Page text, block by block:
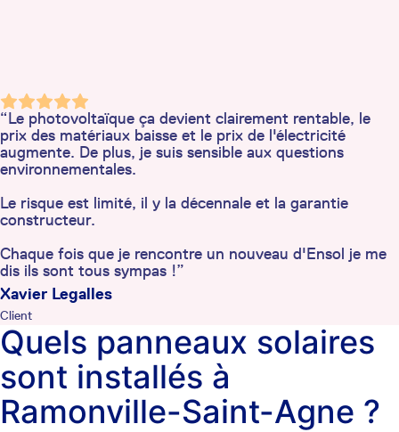
“Le photovoltaïque ça devient clairement rentable, le
prix des matériaux baisse et le prix de l'électricité
augmente. De plus, je suis sensible aux questions
environnementales.
Le risque est limité, il y la décennale et la garantie
constructeur.
Chaque fois que je rencontre un nouveau d'Ensol je me
dis ils sont tous sympas !”
Xavier Legalles
Client
Quels panneaux solaires
sont installés à
Ramonville-Saint-Agne ?